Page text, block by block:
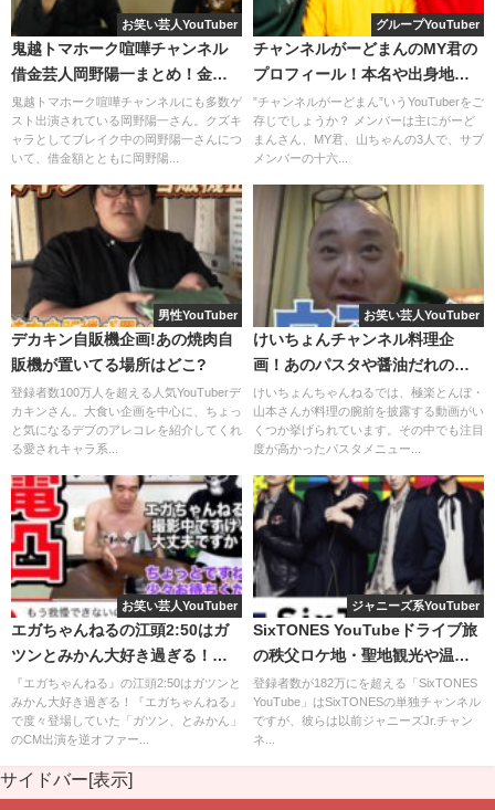
ころ、
まどか と聞き間違えてしまったとのことです。
近所中に言いまわってしまい、訂正ができずにでそのまま
まどかになったんだそう。
まあたそというYouTuber名もまどかのまからとっているそ
うです
。
お笑い芸人YouTuber
鬼越トマホーク喧嘩チャンネル
借金芸人岡野陽一まとめ！金額
はどれくらいなの？
鬼越トマホーク喧嘩チャンネルにも多数ゲ
スト出演されている岡野陽一さん。クズキ
ャラとしてブレイク中の岡野陽一さんにつ
いて、借金額とともに岡野陽...
グループYouTuber
チャンネルがーどまんのMY君の
プロフィール！本名や出身地・
身長は190ない？
”チャンネルがーどまん”いうYouTuberをご
存じでしょうか？ メンバーは主にがーど
まんさん、MY君、山ちゃんの3人で、サブ
メンバーの十六...
男性YouTuber
デカキン自販機企画!あの焼肉自
販機が置いてる場所はどこ?
登録者数100万人を超える人気YouTuberデ
カキンさん。大食い企画を中心に、ちょっ
と気になるデブのアレコレを紹介してくれ
る愛されキャラ系...
お笑い芸人YouTuber
けいちょんチャンネル料理企
画！あのパスタや醤油だれの作
り方は？
けいちょんちゃんねるでは、極楽とんぼ・
山本さんが料理の腕前を披露する動画がい
くつか挙げられています。その中でも注目
度が高かったパスタメニュー...
お笑い芸人YouTuber
エガちゃんねるの江頭2:50はガ
ツンとみかん大好き過ぎる！つ
いにCMも！
『エガちゃんねる』の江頭2:50はガツンと
みかん大好き過ぎる！『エガちゃんねる』
で度々登場していた「ガツン、とみかん」
のCM出演を逆オファー...
ジャニーズ系YouTuber
SixTONES YouTubeドライブ旅
の秩父ロケ地・聖地観光や温泉
を紹介！
登録者数が182万にを超える「SixTONES
YouTube」はSixTONESの単独チャンネル
ですが、彼らは以前ジャニーズJr.チャン
ネ...
サイドバー[表示]